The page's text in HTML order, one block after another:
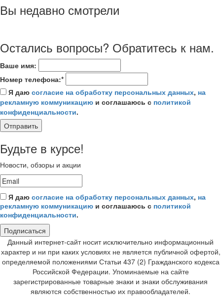
Вы недавно смотрели
Остались вопросы? Обратитесь к нам.
Ваше имя:
Номер телефона:*
Я даю согласие на обработку персональных данных, на
рекламную коммуникацию и соглашаюсь с политикой
конфиденциальности.
Отправить
Будьте в курсе!
Новости, обзоры и акции
Я даю согласие на обработку персональных данных, на
рекламную коммуникацию и соглашаюсь с политикой
конфиденциальности.
Подписаться
Данный интернет-сайт носит исключительно информационный
характер и ни при каких условиях не является публичной офертой,
определяемой положениями Статьи 437 (2) Гражданского кодекса
Российской Федерации. Упоминаемые на сайте
зарегистрированные товарные знаки и знаки обслуживания
являются собственностью их правообладателей.